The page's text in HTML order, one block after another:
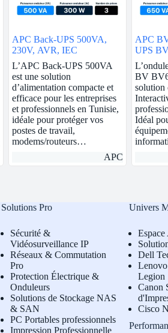
APC Back-UPS 500VA,
230V, AVR, IEC
L’APC Back-UPS 500VA
est une solution
d’alimentation compacte et
efficace pour les entreprises
et professionnels en Tunisie,
idéale pour protéger vos
postes de travail,
modems/routeurs…
APC
APC
UPS
Schuko
BV
solution
Idéal
Solutions Pro
Sécurité &
Vidéosurveillance IP
Réseaux & Commutation
Pro
Protection Électrique &
Onduleurs
Solutions de Stockage NAS
& SAN
PC Portables professionnels
Impression Professionnelle
Univers
Dell
L
Legion
Canon
Cisco